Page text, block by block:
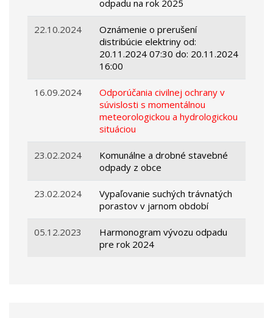
odpadu na rok 2025
22.10.2024
Oznámenie o prerušení
distribúcie elektriny od:
20.11.2024 07:30 do: 20.11.2024
16:00
16.09.2024
Odporúčania civilnej ochrany v
súvislosti s momentálnou
meteorologickou a hydrologickou
situáciou
23.02.2024
Komunálne a drobné stavebné
odpady z obce
23.02.2024
Vypaľovanie suchých trávnatých
porastov v jarnom období
05.12.2023
Harmonogram vývozu odpadu
pre rok 2024